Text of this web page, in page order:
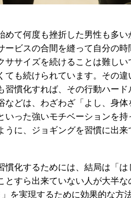
めて何度も挫折した男性も多
ービスの合間を縫って自分の
ササイズを続けることは難し
ても続けられています。その
慣化すれば、その行動ハード
などは、わざわざ「よし、身
いった強いモチベーションを
うに、ジョギングを習慣に出
化するためには、結局は「は
とすら出来ていない人が大半な
を実現するために効果的な方